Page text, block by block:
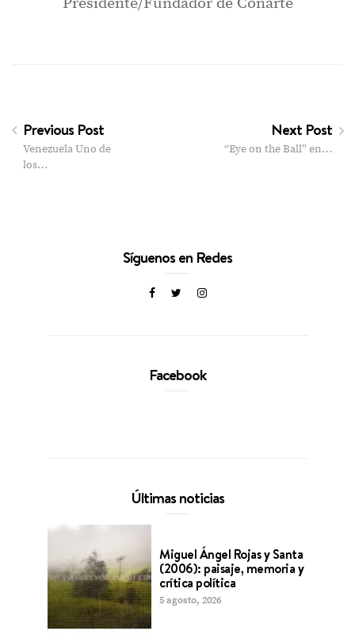
Previous Post
Venezuela Uno de
los…
Next Post
“Eye on the Ball” en…
Síguenos en Redes
Facebook
Últimas noticias
Miguel Ángel Rojas y Santa
(2006): paisaje, memoria y
crítica política
5 agosto, 2026